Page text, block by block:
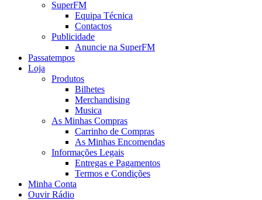
SuperFM
Equipa Técnica
Contactos
Publicidade
Anuncie na SuperFM
Passatempos
Loja
Produtos
Bilhetes
Merchandising
Musica
As Minhas Compras
Carrinho de Compras
As Minhas Encomendas
Informações Legais
Entregas e Pagamentos
Termos e Condições
Minha Conta
Ouvir Rádio